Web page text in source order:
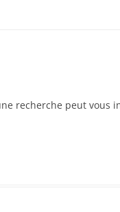
recherche peut vous